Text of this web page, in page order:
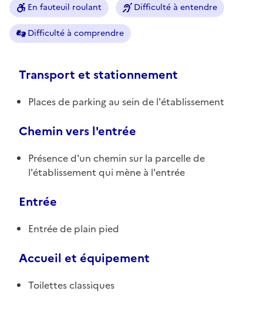
En fauteuil roulant Difficulté à entendre
Difficulté à comprendre
Transport et stationnement
Places de parking au sein de l'établissement
Chemin vers l'entrée
Présence d'un chemin sur la parcelle de
l'établissement qui mène à l'entrée
Entrée
Entrée de plain pied
Accueil et équipement
Toilettes classiques